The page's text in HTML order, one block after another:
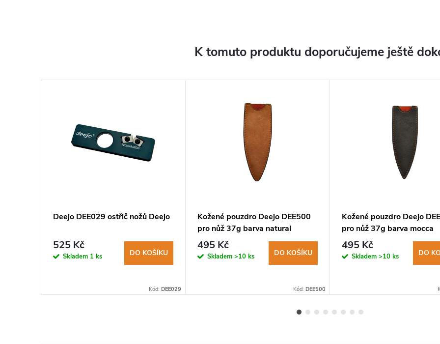
K tomuto produktu doporučujeme ještě
Deejo DEE029 ostřič nožů Deejo
525 Kč
Skladem 1 ks DO KOŠÍKU
Kód: DEE029
Kožené pouzdro Deejo DEE500
pro nůž 37g barva natural
495 Kč
Skladem >10 ks DO KOŠÍKU
Kód: DEE500
Kožené pouzdro Deejo
pro nůž 37g barva mocca
495 Kč
Skladem >10 ks DO